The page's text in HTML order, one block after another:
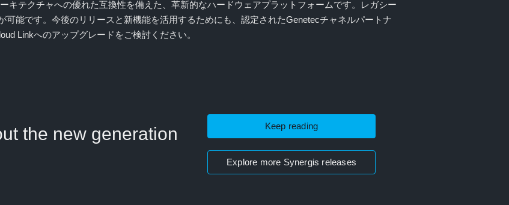
キテクチャへの優れた互換性を備えた、革新的なハードウェアプラットフォームです。レガシー
可能です。今後のリリースと新機能を活用するためにも、認定されたGenetecチャネルパートナ
Linkへのアップグレードをご検討ください。
the new generation
Keep reading
Explore more Synergis releases